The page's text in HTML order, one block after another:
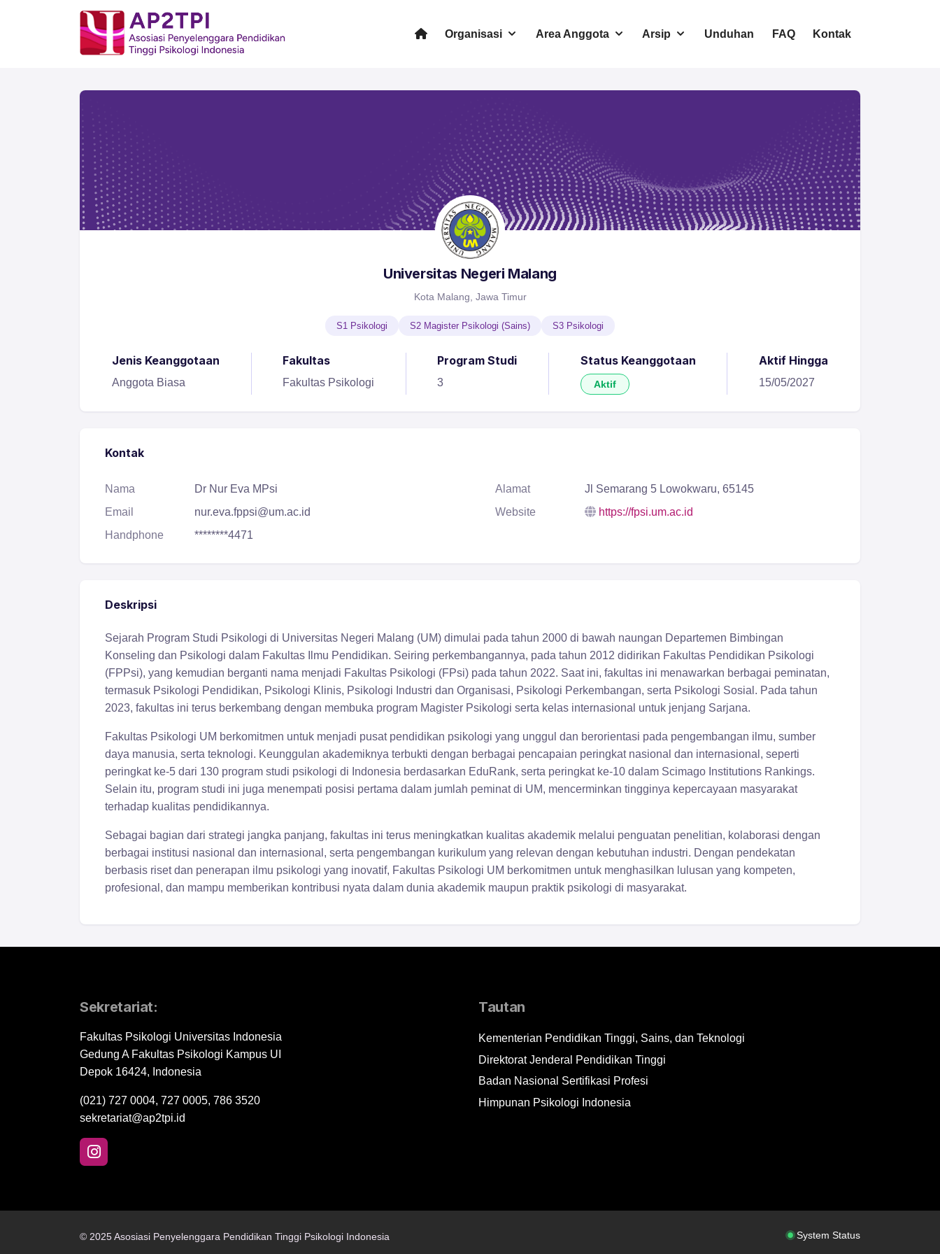
Organisasi Area Anggota Arsip Unduhan FAQ Kontak
Universitas Negeri Malang
Kota Malang, Jawa Timur
S1 Psikologi S2 Magister Psikologi (Sains) S3 Psikologi
Jenis Keanggotaan
Anggota Biasa
Fakultas
Fakultas Psikologi
Program Studi
3
Status Keanggotaan
Aktif
Aktif Hingga
15/05/2027
Kontak
Nama
Dr Nur Eva MPsi
Email
nur.eva.fppsi@um.ac.id
Handphone
********4471
Alamat
Jl Semarang 5 Lowokwaru, 65145
Website
https://fpsi.um.ac.id
Deskripsi
Sejarah Program Studi Psikologi di Universitas Negeri Malang (UM) dimulai pada tahun 2000 di bawah naungan Departemen Bimbingan
Konseling dan Psikologi dalam Fakultas Ilmu Pendidikan. Seiring perkembangannya, pada tahun 2012 didirikan Fakultas Pendidikan Psikologi
(FPPsi), yang kemudian berganti nama menjadi Fakultas Psikologi (FPsi) pada tahun 2022. Saat ini, fakultas ini menawarkan berbagai peminatan,
termasuk Psikologi Pendidikan, Psikologi Klinis, Psikologi Industri dan Organisasi, Psikologi Perkembangan, serta Psikologi Sosial. Pada tahun
2023, fakultas ini terus berkembang dengan membuka program Magister Psikologi serta kelas internasional untuk jenjang Sarjana.
Fakultas Psikologi UM berkomitmen untuk menjadi pusat pendidikan psikologi yang unggul dan berorientasi pada pengembangan ilmu, sumber
daya manusia, serta teknologi. Keunggulan akademiknya terbukti dengan berbagai pencapaian peringkat nasional dan internasional, seperti
peringkat ke-5 dari 130 program studi psikologi di Indonesia berdasarkan EduRank, serta peringkat ke-10 dalam Scimago Institutions Rankings.
Selain itu, program studi ini juga menempati posisi pertama dalam jumlah peminat di UM, mencerminkan tingginya kepercayaan masyarakat
terhadap kualitas pendidikannya.
Sebagai bagian dari strategi jangka panjang, fakultas ini terus meningkatkan kualitas akademik melalui penguatan penelitian, kolaborasi dengan
berbagai institusi nasional dan internasional, serta pengembangan kurikulum yang relevan dengan kebutuhan industri. Dengan pendekatan
berbasis riset dan penerapan ilmu psikologi yang inovatif, Fakultas Psikologi UM berkomitmen untuk menghasilkan lulusan yang kompeten,
profesional, dan mampu memberikan kontribusi nyata dalam dunia akademik maupun praktik psikologi di masyarakat.
Sekretariat:
Fakultas Psikologi Universitas Indonesia
Gedung A Fakultas Psikologi Kampus UI
Depok 16424, Indonesia
(021) 727 0004, 727 0005, 786 3520
sekretariat@ap2tpi.id
Tautan
Kementerian Pendidikan Tinggi, Sains, dan Teknologi
Direktorat Jenderal Pendidikan Tinggi
Badan Nasional Sertifikasi Profesi
Himpunan Psikologi Indonesia
© 2025 Asosiasi Penyelenggara Pendidikan Tinggi Psikologi Indonesia System Status